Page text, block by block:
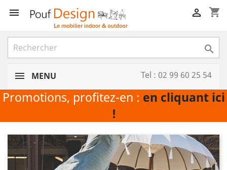
 shopping_cart


MENU Tel : 02 99 60 25 54
Promotions, profitez-en : en cliquant ici
!